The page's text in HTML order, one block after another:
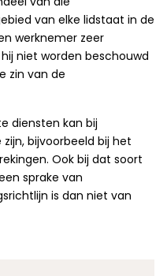
van elke lidstaat in de
werknemer zeer
niet worden beschouwd
zin van de
diensten kan bij
bijvoorbeeld bij het
Ook bij dat soort
sprake van
is dan niet van